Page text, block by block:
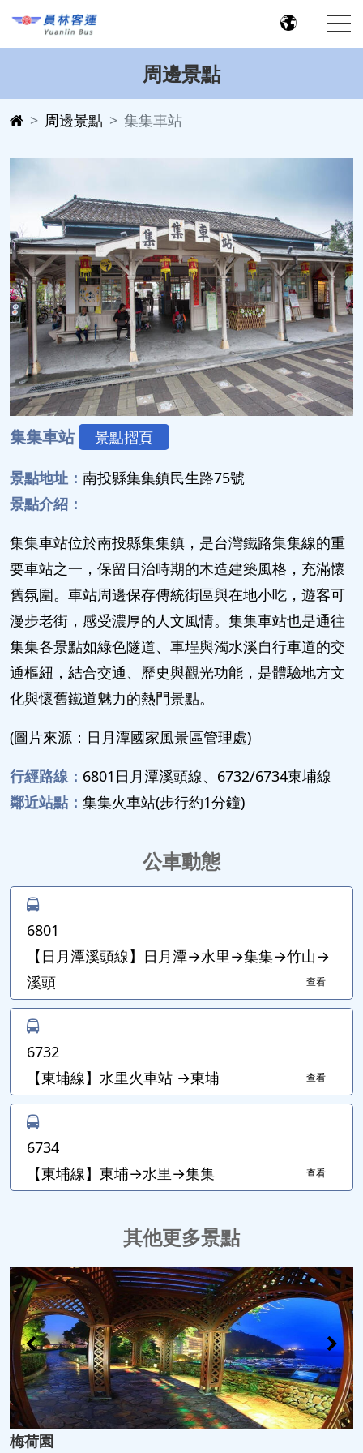
周邊景點
周邊景點 集集車站
集集車站 景點摺頁
景點地址： 南投縣集集鎮民生路75號
景點介紹：
集集車站位於南投縣集集鎮，是台灣鐵路集集線的重
要車站之一，保留日治時期的木造建築風格，充滿懷
舊氛圍。車站周邊保存傳統街區與在地小吃，遊客可
漫步老街，感受濃厚的人文風情。集集車站也是通往
集集各景點如綠色隧道、車埕與濁水溪自行車道的交
通樞紐，結合交通、歷史與觀光功能，是體驗地方文
化與懷舊鐵道魅力的熱門景點。
(圖片來源：日月潭國家風景區管理處)
行經路線： 6801日月潭溪頭線、6732/6734東埔線
鄰近站點： 集集火車站(步行約1分鐘)
公車動態
6801
【日月潭溪頭線】日月潭→水里→集集→竹山→
溪頭
查看
6732
【東埔線】水里火車站 →東埔
查看
6734
【東埔線】東埔→水里→集集
查看
其他更多景點
梅荷園